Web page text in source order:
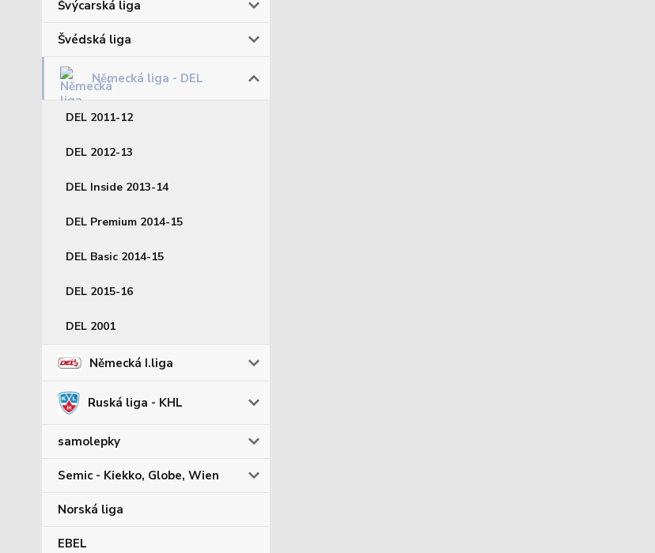
Švýcarská liga
Švédská liga
Německá liga - DEL
DEL 2011-12
DEL 2012-13
DEL Inside 2013-14
DEL Premium 2014-15
DEL Basic 2014-15
DEL 2015-16
DEL 2001
Německá I.liga
Ruská liga - KHL
samolepky
Semic - Kiekko, Globe, Wien
Norská liga
EBEL